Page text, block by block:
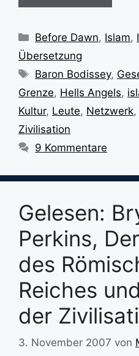
Kategorien
Before Dawn, Islam,
Übersetzung
Schlagwörter
Baron Bodissey,
Grenze, Hells Angels,
Kultur, Leute, Netzwerk,
Zivilisation
9 Kommentare
Gelesen:
Perkins,
des
Reiches
der
3. November 2007 von